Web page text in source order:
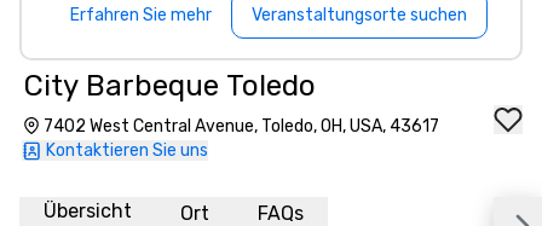
Erfahren Sie mehr Veranstaltungsorte suchen
City Barbeque Toledo
7402 West Central Avenue, Toledo, OH, USA, 43617
Kontaktieren Sie uns
Übersicht Ort FAQs